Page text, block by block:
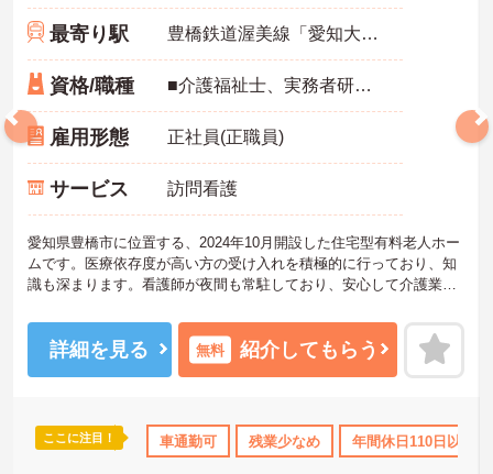
最寄り駅 豊橋鉄道渥美線「愛知大学前駅」バス・車9分
資格/職種 ■介護福祉士、実務者研修、初任者研修 いずれか ※特養、老健、病院、有老などの実務経験1年以上ある方
雇用形態 正社員(正職員)
サービス 訪問看護
愛知県豊橋市に位置する、2024年10月開設した住宅型有料老人ホー
ムです。医療依存度が高い方の受け入れを積極的に行っており、知
識も深まります。看護師が夜間も常駐しており、安心して介護業務
ご興味をお持ちの方には詳細の情報や面接のポイントをお伝えしま
すのでお気軽にお問い合わせくださいませ。
詳細を見る 無料 紹介してもらう
ここに注目！ 車通勤可 残業少なめ 年間休日110日以上